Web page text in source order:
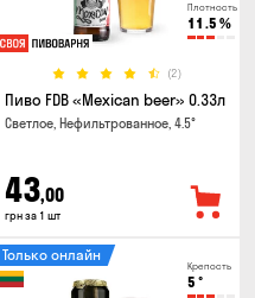
Плотность
11.5 %
(2)
Пиво FDB «Mexican beer» 0.33л
Светлое, Нефильтрованное, 4.5°
43,00
грн за 1 шт
Крепость
5 °
Только онлайн